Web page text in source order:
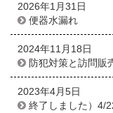
2026年1月31日
便器水漏れ
2024年11月18日
防犯対策と訪問販
2023年4月5日
終了しました）4/